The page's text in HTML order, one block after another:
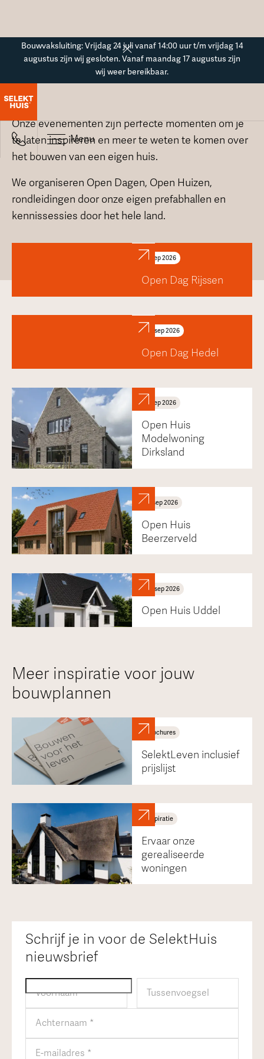
Bouwvaksluiting: Vrijdag 24 juli vanaf 14:00 uur t/m vrijdag 14
augustus zijn wij gesloten. Vanaf maandag 17 augustus zijn
wij weer bereikbaar.
Menu
SelektHuis evenementen
Onze evenementen zijn perfecte momenten om je
te laten inspireren en meer te weten te komen over
het bouwen van een eigen huis.
We organiseren Open Dagen, Open Huizen,
rondleidingen door onze eigen prefabhallen en
kennissessies door het hele land.
4 sep2026
Open Dag Rijssen
25 sep2026
Open Dag Hedel
5 sep2026
Open Huis
Modelwoning
Dirksland
17 sep2026
Open Huis
Beerzerveld
30 sep2026
Open Huis Uddel
Meer inspiratie voor jouw
bouwplannen
Brochures
SelektLeven inclusief
prijslijst
Inspiratie
Ervaar onze
gerealiseerde
woningen
Schrijf je in voor de SelektHuis
nieuwsbrief